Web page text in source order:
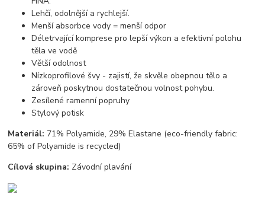
Lehčí, odolnější a rychlejší.
Menší absorbce vody = menší odpor
Déletrvající komprese pro lepší výkon a efektivní polohu
těla ve vodě
Větší odolnost
Nízkoprofilové švy - zajistí, že skvěle obepnou tělo a
zároveň poskytnou dostatečnou volnost pohybu.
Zesílené ramenní popruhy
Stylový potisk
Materiál: 71% Polyamide, 29% Elastane (eco-friendly fabric:
65% of Polyamide is recycled)
Cílová skupina: Závodní plavání